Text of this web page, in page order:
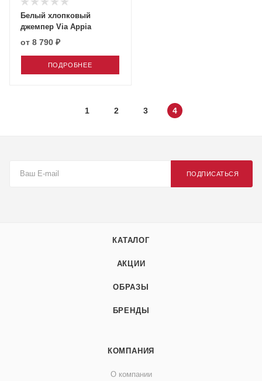
Белый хлопковый
джемпер Via Appia
от 8 790 ₽
ПОДРОБНЕЕ
1 2 3 4
ПОДПИСАТЬСЯ
КАТАЛОГ
АКЦИИ
ОБРАЗЫ
БРЕНДЫ
КОМПАНИЯ
О компании